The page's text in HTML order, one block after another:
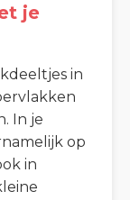
je
in
In je
op
in